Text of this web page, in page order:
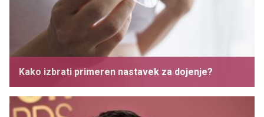
Kako izbrati primeren nastavek za dojenje?